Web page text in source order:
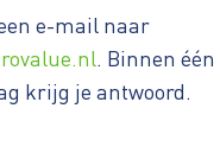
e-mail naar
. Binnen één
krijg je antwoord.